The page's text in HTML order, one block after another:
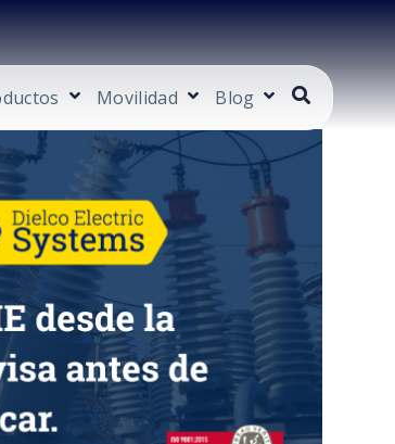
Movilidad Blog